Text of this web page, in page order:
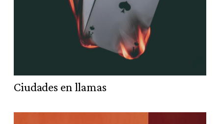
Ciudades en llamas